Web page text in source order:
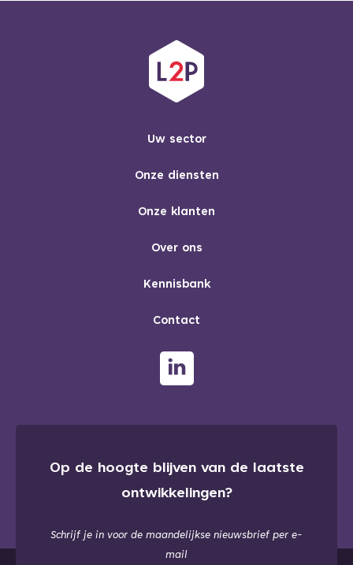
Uw sector
Onze diensten
Onze klanten
Over ons
Kennisbank
Contact
Op de hoogte blijven van de laatste
ontwikkelingen?
Schrijf je in voor de maandelijkse nieuwsbrief per e-
mail